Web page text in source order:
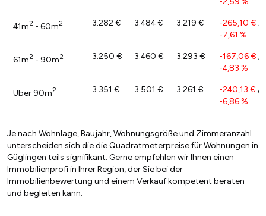
41m2 - 60m2 3.282 € 3.484 € 3.219 € -265,10 € /
-7,61 %
61m2 - 90m2 3.250 € 3.460 € 3.293 € -167,06 € /
-4,83 %
Über 90m2 3.351 € 3.501 € 3.261 € -240,13 € /
-6,86 %
Je nach Wohnlage, Baujahr, Wohnungsgröße und Zimmeranzahl
unterscheiden sich die die Quadratmeterpreise für Wohnungen in
Güglingen teils signifikant. Gerne empfehlen wir Ihnen einen
Immobilienprofi in Ihrer Region, der Sie bei der
Immobilienbewertung und einem Verkauf kompetent beraten
und begleiten kann.